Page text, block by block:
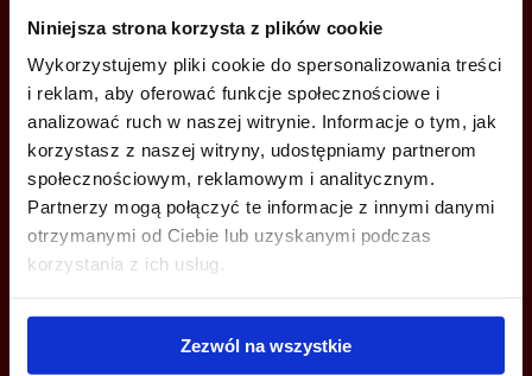
Niniejsza strona korzysta z plików cookie
Wykorzystujemy pliki cookie do spersonalizowania treści
i reklam, aby oferować funkcje społecznościowe i
analizować ruch w naszej witrynie. Informacje o tym, jak
korzystasz z naszej witryny, udostępniamy partnerom
społecznościowym, reklamowym i analitycznym.
Partnerzy mogą połączyć te informacje z innymi danymi
otrzymanymi od Ciebie lub uzyskanymi podczas
korzystania z ich usług.
Zezwól na wszystkie
+48 22 167 04 00
info@bazabiur.pl
MOŻESZ TEŻ ZOSTAWIĆ SWÓJ NUMER, A MY SKONTAKTUJEMY SIĘ